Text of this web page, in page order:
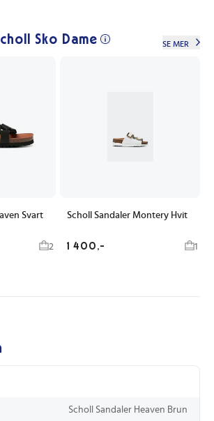
Sko Dame SE MER
Svart
2
Scholl Sandaler Montery Hvit
1 400,- 1
Scholl Sandaler Heaven Brun